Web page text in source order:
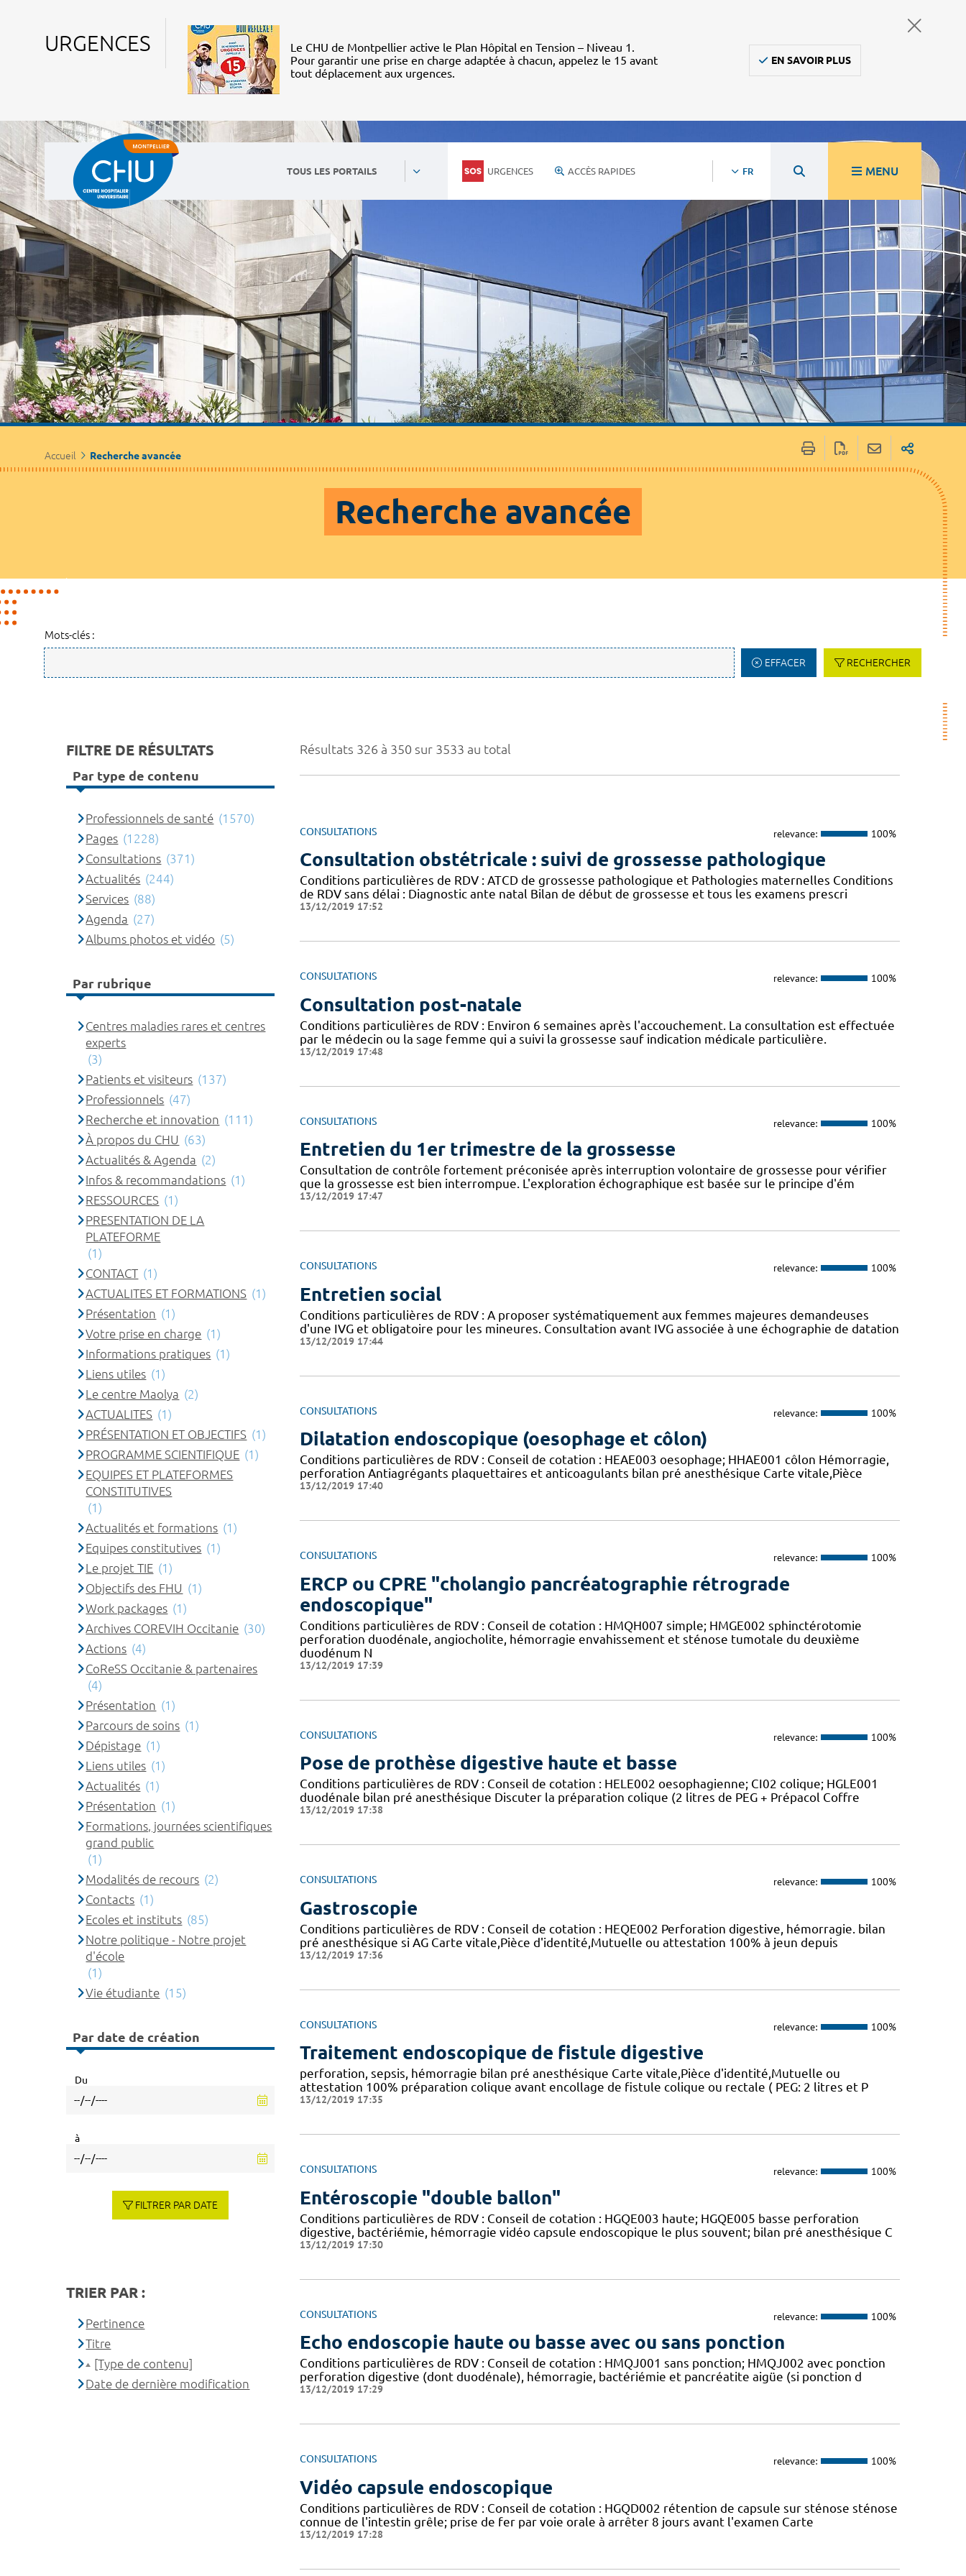
URGENCES
Le CHU de Montpellier active le Plan Hôpital en Tension – Niveau 1.
Pour garantir une prise en charge adaptée à chacun, appelez le 15 avant
tout déplacement aux urgences.
EN SAVOIR PLUS
TOUS LES PORTAILS URGENCES ACCÈS RAPIDES FR MENU
Accueil Recherche avancée
Recherche avancée
Mots-clés :
EFFACER RECHERCHER
Résultats 326 à 350 sur 3533 au total
CONSULTATIONS relevance: 100%
Consultation obstétricale : suivi de grossesse pathologique
Conditions particulières de RDV : ATCD de grossesse pathologique et Pathologies maternelles Conditions
de RDV sans délai : Diagnostic ante natal Bilan de début de grossesse et tous les examens prescri
13/12/2019 17:52
CONSULTATIONS relevance: 100%
Consultation post-natale
Conditions particulières de RDV : Environ 6 semaines après l'accouchement. La consultation est effectuée
par le médecin ou la sage femme qui a suivi la grossesse sauf indication médicale particulière.
13/12/2019 17:48
CONSULTATIONS relevance: 100%
Entretien du 1er trimestre de la grossesse
Consultation de contrôle fortement préconisée après interruption volontaire de grossesse pour vérifier
que la grossesse est bien interrompue. L'exploration échographique est basée sur le principe d'ém
13/12/2019 17:47
CONSULTATIONS relevance: 100%
Entretien social
Conditions particulières de RDV : A proposer systématiquement aux femmes majeures demandeuses
d'une IVG et obligatoire pour les mineures. Consultation avant IVG associée à une échographie de datation
13/12/2019 17:44
CONSULTATIONS relevance: 100%
Dilatation endoscopique (oesophage et côlon)
Conditions particulières de RDV : Conseil de cotation : HEAE003 oesophage; HHAE001 côlon Hémorragie,
perforation Antiagrégants plaquettaires et anticoagulants bilan pré anesthésique Carte vitale,Pièce
13/12/2019 17:40
CONSULTATIONS relevance: 100%
ERCP ou CPRE "cholangio pancréatographie rétrograde
endoscopique"
Conditions particulières de RDV : Conseil de cotation : HMQH007 simple; HMGE002 sphinctérotomie
perforation duodénale, angiocholite, hémorragie envahissement et sténose tumotale du deuxième
duodénum N
13/12/2019 17:39
CONSULTATIONS relevance: 100%
Pose de prothèse digestive haute et basse
Conditions particulières de RDV : Conseil de cotation : HELE002 oesophagienne; CI02 colique; HGLE001
duodénale bilan pré anesthésique Discuter la préparation colique (2 litres de PEG + Prépacol Coffre
13/12/2019 17:38
CONSULTATIONS relevance: 100%
Gastroscopie
Conditions particulières de RDV : Conseil de cotation : HEQE002 Perforation digestive, hémorragie. bilan
pré anesthésique si AG Carte vitale,Pièce d'identité,Mutuelle ou attestation 100% à jeun depuis
13/12/2019 17:36
CONSULTATIONS relevance: 100%
Traitement endoscopique de fistule digestive
perforation, sepsis, hémorragie bilan pré anesthésique Carte vitale,Pièce d'identité,Mutuelle ou
attestation 100% préparation colique avant encollage de fistule colique ou rectale ( PEG: 2 litres et P
13/12/2019 17:35
CONSULTATIONS relevance: 100%
Entéroscopie "double ballon"
Conditions particulières de RDV : Conseil de cotation : HGQE003 haute; HGQE005 basse perforation
digestive, bactériémie, hémorragie vidéo capsule endoscopique le plus souvent; bilan pré anesthésique C
13/12/2019 17:30
CONSULTATIONS relevance: 100%
Echo endoscopie haute ou basse avec ou sans ponction
Conditions particulières de RDV : Conseil de cotation : HMQJ001 sans ponction; HMQJ002 avec ponction
perforation digestive (dont duodénale), hémorragie, bactériémie et pancréatite aigüe (si ponction d
13/12/2019 17:29
CONSULTATIONS relevance: 100%
Vidéo capsule endoscopique
Conditions particulières de RDV : Conseil de cotation : HGQD002 rétention de capsule sur sténose sténose
connue de l'intestin grêle; prise de fer par voie orale à arrêter 8 jours avant l'examen Carte
13/12/2019 17:28
FILTRE DE RÉSULTATS
Par type de contenu
Professionnels de santé (1570)
Pages (1228)
Consultations (371)
Actualités (244)
Services (88)
Agenda (27)
Albums photos et vidéo (5)
Par rubrique
Centres maladies rares et centres
experts
(3)
Patients et visiteurs (137)
Professionnels (47)
Recherche et innovation (111)
À propos du CHU (63)
Actualités & Agenda (2)
Infos & recommandations (1)
RESSOURCES (1)
PRESENTATION DE LA
PLATEFORME
(1)
CONTACT (1)
ACTUALITES ET FORMATIONS (1)
Présentation (1)
Votre prise en charge (1)
Informations pratiques (1)
Liens utiles (1)
Le centre Maolya (2)
ACTUALITES (1)
PRÉSENTATION ET OBJECTIFS (1)
PROGRAMME SCIENTIFIQUE (1)
EQUIPES ET PLATEFORMES
CONSTITUTIVES
(1)
Actualités et formations (1)
Equipes constitutives (1)
Le projet TIE (1)
Objectifs des FHU (1)
Work packages (1)
Archives COREVIH Occitanie (30)
Actions (4)
CoReSS Occitanie & partenaires
(4)
Présentation (1)
Parcours de soins (1)
Dépistage (1)
Liens utiles (1)
Actualités (1)
Présentation (1)
Formations, journées scientifiques
grand public
(1)
Modalités de recours (2)
Contacts (1)
Ecoles et instituts (85)
Notre politique - Notre projet
d'école
(1)
Vie étudiante (15)
Par date de création
Du
à
FILTRER PAR DATE
TRIER PAR :
Pertinence
Titre
[Type de contenu]
Date de dernière modification